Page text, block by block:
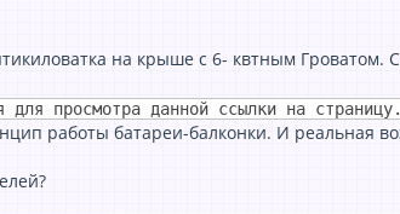
на крыше с 6- квтным Гроватом.
для просмотра данной ссылки на страницу.
работы батареи-балконки. И реальная